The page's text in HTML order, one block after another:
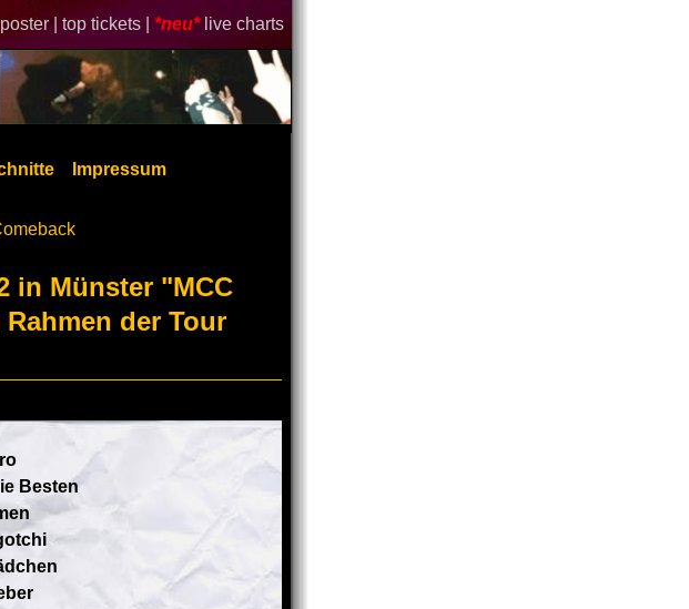
| top tickets | *neu* live charts
Impressum
in Münster "MCC
der Tour
Besten